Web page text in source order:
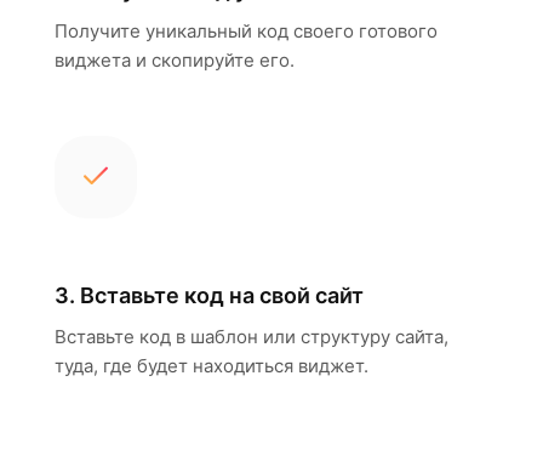
Получите уникальный код своего готового
виджета и скопируйте его.
3. Вставьте код на свой сайт
Вставьте код в шаблон или структуру сайта,
туда, где будет находиться виджет.